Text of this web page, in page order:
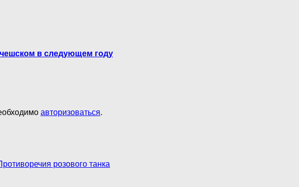
в следующем году
авторизоваться.
розового танка